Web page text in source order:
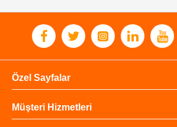
Özel Sayfalar
Müşteri Hizmetleri